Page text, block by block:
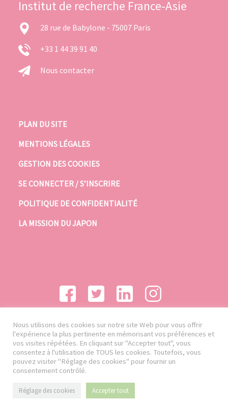
Institut de recherche France-Asie
28 rue de Babylone - 75007 Paris
+33 1 44 39 91 40
Nous contacter
PLAN DU SITE
MENTIONS LÉGALES
GESTION DES COOKIES
SE CONNECTER / S’INSCRIRE
POLITIQUE DE CONFIDENTIALITÉ
LA MISSION DU JAPON
Nous utilisons des cookies sur notre site Web pour vous offrir
l'expérience la plus pertinente en mémorisant vos préférences et
vos visites répétées. En cliquant sur "Accepter tout", vous
consentez à l'utilisation de TOUS les cookies. Toutefois, vous
pouvez visiter "Réglage des cookies" pour fournir un
consentement contrôlé.
Réglage des cookies Accepter tout